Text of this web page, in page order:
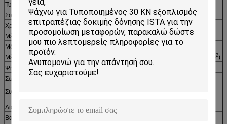
Τυχαίος (RMS)
Σοκ (Pk)
4400Kg.f μέγιστη (44KN) @6ms
Χρησιμοποιήσιμη συχνότητα
DC ̇3000Hz
Μέγιστη μετατόπιση (p-p)
51 χιλιοστά (2 ίντσες)
Μέγιστη ταχύτητα
2m/s
Μέγιστη επιτάχυνση
Σίνος:100g (980 m/s) 2)
Ψηλή υποστήριξη φορτίου
400 κιλά
Σώμα Αναστολή Φυσική
Συχνότητα (άξονας ώθησης)
Διάμετρος θωράκισης
Φ340 mm
Βάρος θωράκισης